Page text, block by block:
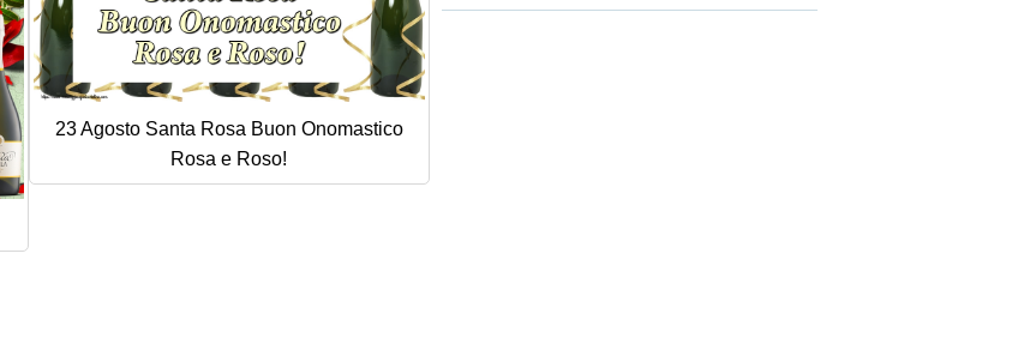
23 Agosto Santa Rosa Buon Onomastico
Rosa e Roso!